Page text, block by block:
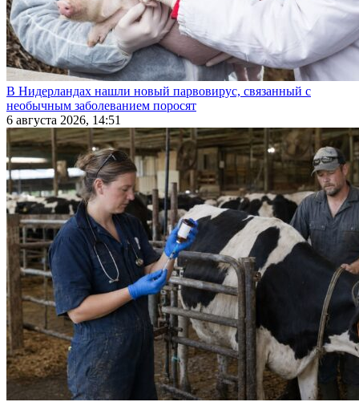
В Нидерландах нашли новый парвовирус, связанный с
необычным заболеванием поросят
6 августа 2026, 14:51